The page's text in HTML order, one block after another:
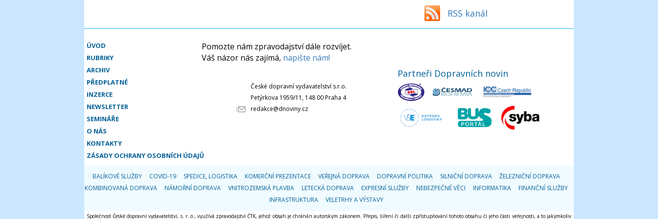
RSS kanál
ÚVOD
RUBRIKY
ARCHIV
PŘEDPLATNÉ
INZERCE
NEWSLETTER
SEMINÁŘE
O NÁS
KONTAKTY
ZÁSADY OCHRANY OSOBNÍCH ÚDAJŮ
Pomozte nám zpravodajství dále rozvíjet.
Váš názor nás zajímá, napište nám!
České dopravní vydavatelství s.r.o.
Petýrkova 1959/11, 148 00 Praha 4
redakce@dnoviny.cz
Partneři Dopravních novin
BALÍKOVÉ SLUŽBY COVID-19 SPEDICE, LOGISTIKA KOMERČNÍ PREZENTACE VEŘEJNÁ DOPRAVA DOPRAVNÍ POLITIKA SILNIČNÍ DOPRAVA
ŽELEZNIČNÍ DOPRAVA
KOMBINOVANÁ DOPRAVA
NÁMOŘNÍ DOPRAVA VNITROZEMSKÁ PLAVBA LETECKÁ DOPRAVA EXPRESNÍ SLUŽBY NEBEZPEČNÉ VĚCI INFORMATIKA
FINANČNÍ SLUŽBY
INFRASTRUKTURA
VELETRHY A VÝSTAVY
Společnost České dopravní vydavatelství, s. r. o., využívá zpravodajství ČTK, jehož obsah je chráněn autorským zákonem. Přepis, šíření či další zpřístupňování tohoto obsahu či jeho části veřejnosti, a to jakýmkoliv